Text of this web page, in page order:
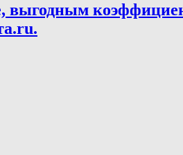
выгодным